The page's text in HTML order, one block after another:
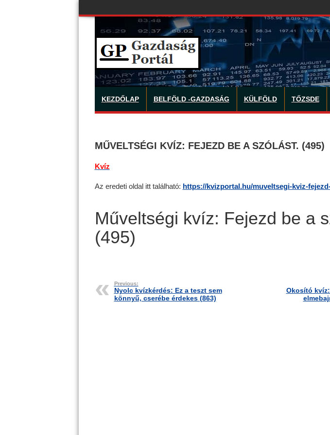
KEZDŐLAP BELFÖLD -GAZDASÁG KÜLFÖLD TŐZSDE
MŰVELTSÉGI KVÍZ: FEJEZD BE A SZÓLÁST. (495)
Kvíz
Az eredeti oldal itt található: https://kvizportal.hu/muveltsegi-kviz-
Műveltségi kvíz: Fejezd be a
(495)
Previous:
Nyolc kvízkérdés: Ez a teszt sem
könnyű, cserébe érdekes (863)
Okosító